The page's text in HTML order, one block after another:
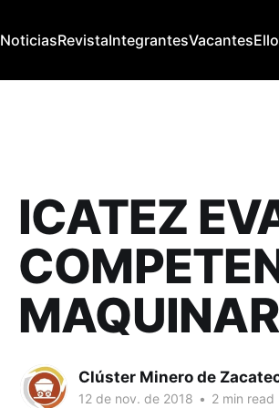
NoticiasRevistaIntegrantesVacantes
ICATEZ
Clúster Minero de
12 de nov. de 2018 • 2 min read